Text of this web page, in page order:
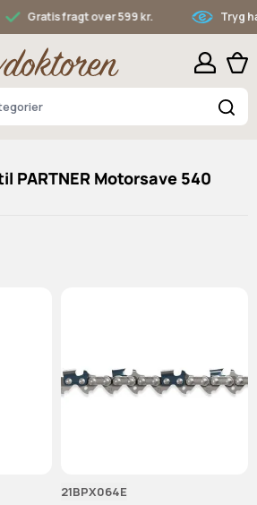
Gratis fragt over 599 kr. Tryg
PARTNER Motorsave 540
21BPX064E